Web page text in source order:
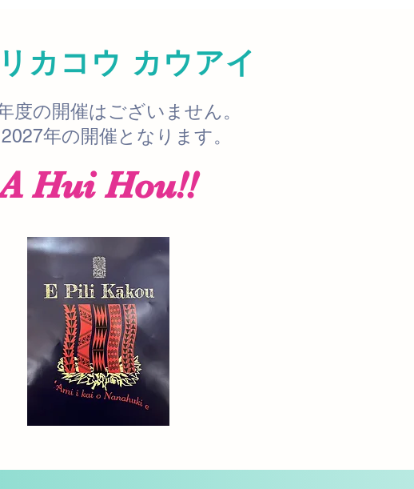
カコウ カウアイ
度の開催はございません。
年の開催となります。
​A Hui Hou!!